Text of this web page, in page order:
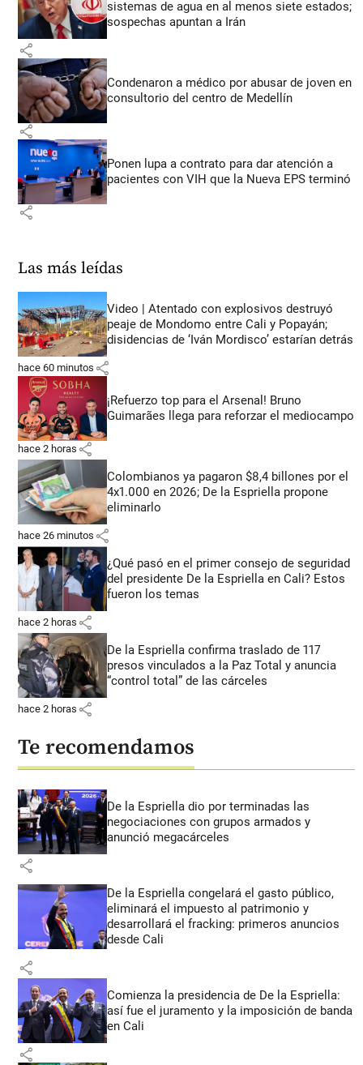
sistemas de agua en al menos siete estados;
sospechas apuntan a Irán
share
Condenaron a médico por abusar de joven en
consultorio del centro de Medellín
share
Ponen lupa a contrato para dar atención a
pacientes con VIH que la Nueva EPS terminó
share
Las más leídas
Video | Atentado con explosivos destruyó
peaje de Mondomo entre Cali y Popayán;
disidencias de ‘Iván Mordisco’ estarían detrás
hace 60 minutos share
¡Refuerzo top para el Arsenal! Bruno
Guimarães llega para reforzar el mediocampo
hace 2 horas share
Colombianos ya pagaron $8,4 billones por el
4x1.000 en 2026; De la Espriella propone
eliminarlo
hace 26 minutos share
¿Qué pasó en el primer consejo de seguridad
del presidente De la Espriella en Cali? Estos
fueron los temas
hace 2 horas share
De la Espriella confirma traslado de 117
presos vinculados a la Paz Total y anuncia
“control total” de las cárceles
hace 2 horas share
Te recomendamos
De la Espriella dio por terminadas las
negociaciones con grupos armados y
anunció megacárceles
share
De la Espriella congelará el gasto público,
eliminará el impuesto al patrimonio y
desarrollará el fracking: primeros anuncios
desde Cali
share
Comienza la presidencia de De la Espriella:
así fue el juramento y la imposición de banda
en Cali
share